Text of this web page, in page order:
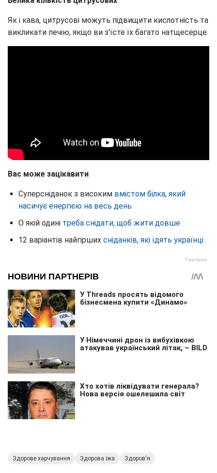
Як і кава, цитрусові можуть підвищити кислотність та
викликати печію, якщо ви з'їсте їх багато натщесерце.
Вас може зацікавити
Суперсніданок з високим вмістом білка, який
насичує енергією на весь день
О якій одині треба снідати, щоб жити довше
12 варіантів найгірших сніданків, які їдять українці
Здорове харчування Здорова їжа Здоров'я